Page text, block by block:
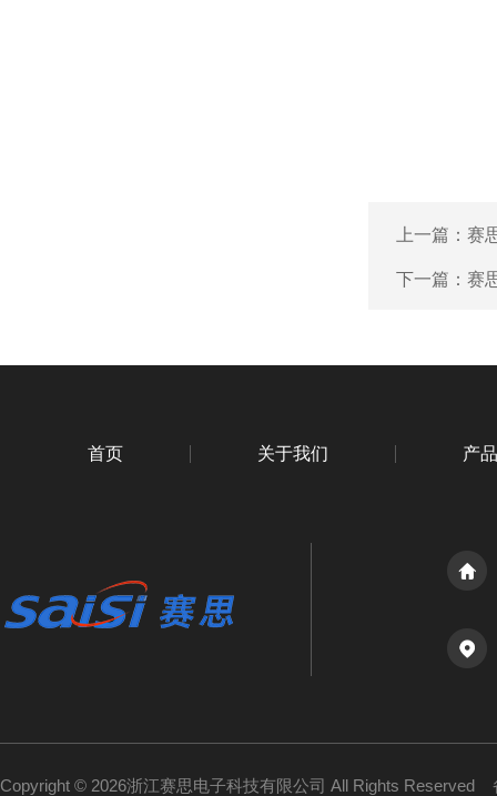
上一篇： 赛
下一篇： 赛
首页 关于我们 产
Copyright © 2026浙江赛思电子科技有限公司 All Rights Reserved